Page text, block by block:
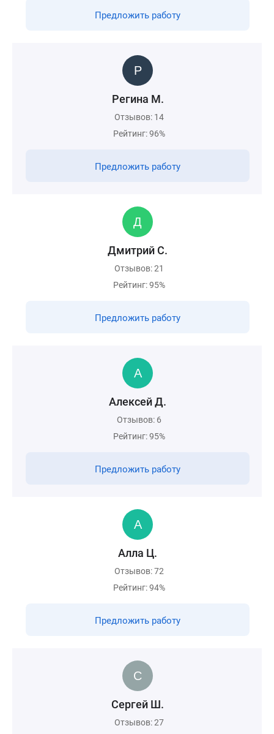
Предложить работу
Регина М.
Отзывов: 14
Рейтинг: 96%
Предложить работу
Дмитрий С.
Отзывов: 21
Рейтинг: 95%
Предложить работу
Алексей Д.
Отзывов: 6
Рейтинг: 95%
Предложить работу
Алла Ц.
Отзывов: 72
Рейтинг: 94%
Предложить работу
Сергей Ш.
Отзывов: 27